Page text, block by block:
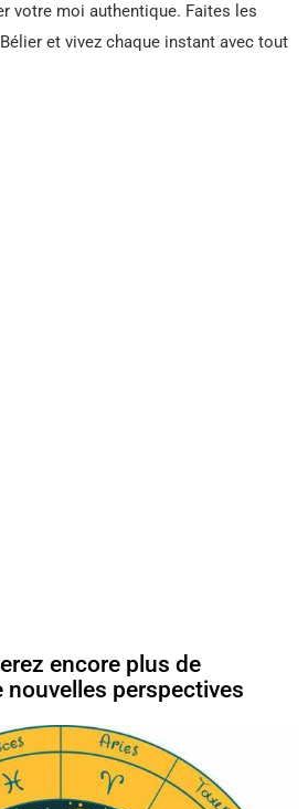
votre moi authentique. Faites les
et vivez chaque instant avec tout
encore plus de
perspectives